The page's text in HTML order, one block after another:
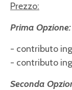
Prezzo:
Prima Opzione:
- contributo
- contributo
Seconda